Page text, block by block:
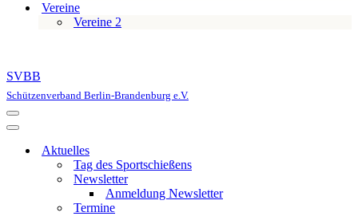
Vereine
Vereine 2
SVBB
Schützenverband Berlin-Brandenburg e.V.
Navigationsmenü
Navigationsmenü
Aktuelles
Tag des Sportschießens
Newsletter
Anmeldung Newsletter
Termine